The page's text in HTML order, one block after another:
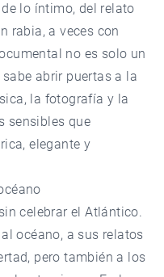
lo íntimo, del relato
rabia, a veces con
no es solo un
abrir puertas a la
la fotografía y la
sensibles que
elegante y
celebrar el Atlántico.
océano, a sus relatos
pero también a los